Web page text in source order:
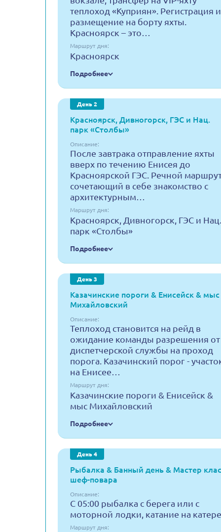
теплоход «Куприян». Регистрация и
размещение на борту яхты.
Красноярск – это…
Маршрут дня:
Красноярск
Подробнее
День 2
Красноярск, Дивногорск, ГЭС и Нац.
парк «Столбы»
Описание:
После завтрака отправление яхты
вверх по течению Енисея до
Красноярской ГЭС. Речной
сочетающий в себе знакомство с
архитектурным…
Маршрут дня:
Красноярск, Дивногорск, ГЭС и Нац.
парк «Столбы»
Подробнее
День 3
Казачинские пороги & Енисейск & мыс
Михайловский
Описание:
Теплоход становится на рейд в
ожидание команды разрешения от
диспетчерской службы на проход
порога. Казачинский порог -
на Енисее…
Маршрут дня:
Казачинские пороги & Енисейск &
мыс Михайловский
Подробнее
День 4
Рыбалка & Банный день & Мастер
шеф-повара
Описание:
С 05:00 рыбалка с берега или с
моторной лодки, катание на
Маршрут дня: